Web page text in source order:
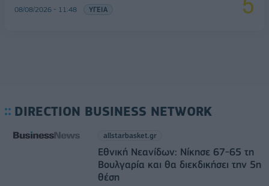
08/08/2026 - 11:48 ΥΓΕΙΑ
DIRECTION BUSINESS NETWORK
allstarbasket.gr
Εθνική Νεανίδων: Νίκησε 67-65 τη
Βουλγαρία και θα διεκδικήσει την 5η
θέση